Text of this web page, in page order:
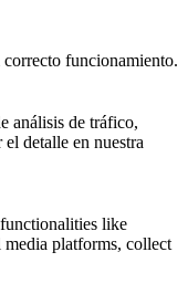
funcionamiento.
análisis de tráfico,
detalle en nuestra
like
platforms, collect